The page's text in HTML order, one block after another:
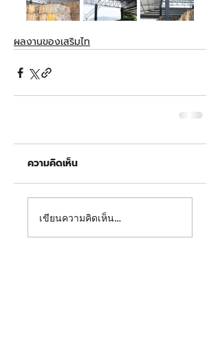
ผลงานของเสริมไท
ความคิดเห็น
เขียนความคิดเห็น…